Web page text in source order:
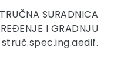
SURADNICA
I GRADNJU